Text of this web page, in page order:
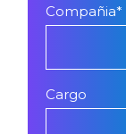
Compañia*
Cargo